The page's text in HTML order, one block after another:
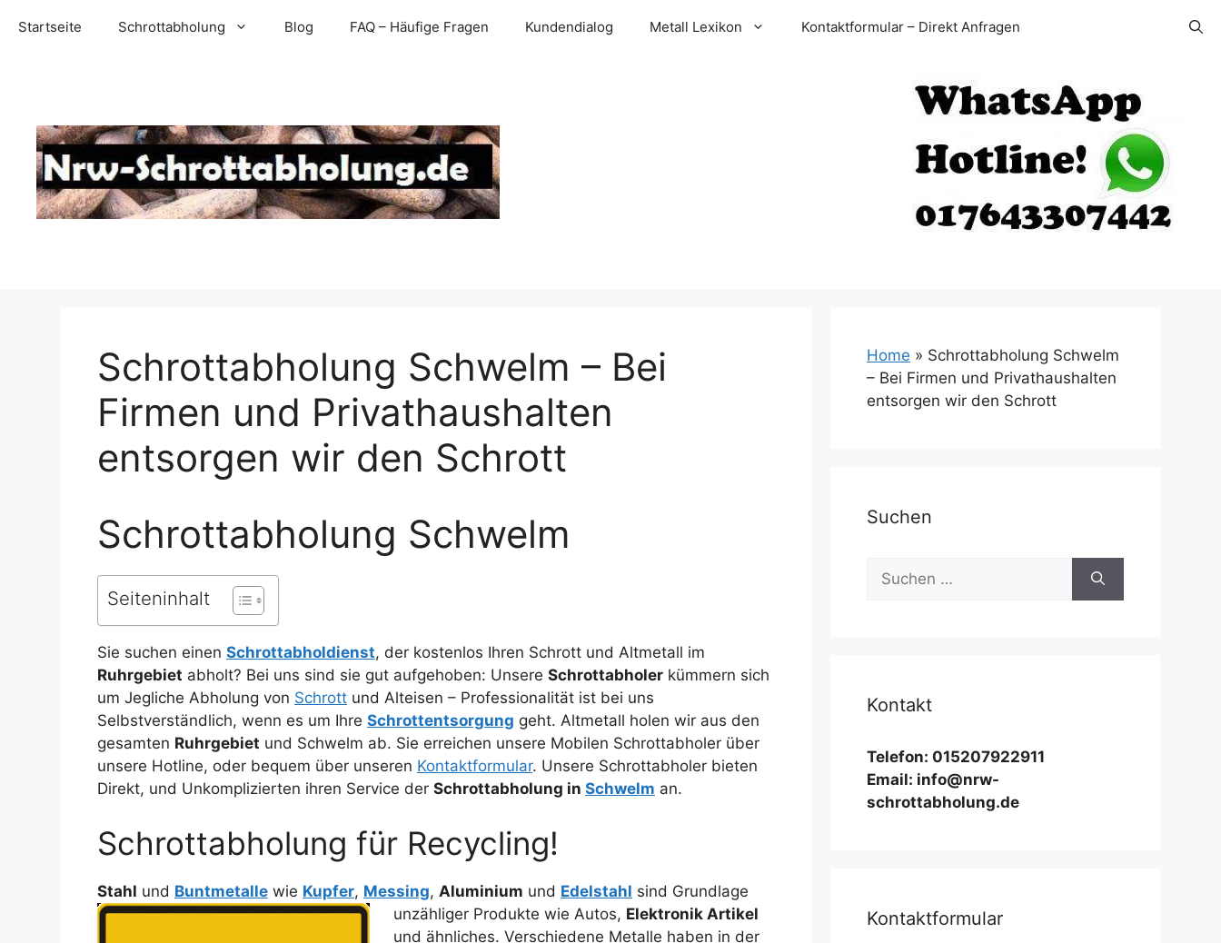
InhaltStartseite Schrottabholung Blog FAQ – Häufige Fragen Kundendialog Metall Lexikon Kontaktformular – Direkt Anfragen
Schrottabholung Schwelm – Bei
Firmen und Privathaushalten
entsorgen wir den Schrott
Schrottabholung Schwelm
Seiteninhalt
Sie suchen einen Schrottabholdienst, der kostenlos Ihren Schrott und Altmetall im
Ruhrgebiet abholt? Bei uns sind sie gut aufgehoben: Unsere Schrottabholer kümmern sich
um Jegliche Abholung von Schrott und Alteisen – Professionalität ist bei uns
Selbstverständlich, wenn es um Ihre Schrottentsorgung geht. Altmetall holen wir aus den
gesamten Ruhrgebiet und Schwelm ab. Sie erreichen unsere Mobilen Schrottabholer über
unsere Hotline, oder bequem über unseren Kontaktformular. Unsere Schrottabholer bieten
Direkt, und Unkomplizierten ihren Service der Schrottabholung in Schwelm an.
Schrottabholung für Recycling!
Stahl und Buntmetalle wie Kupfer, Messing, Aluminium und Edelstahl sind Grundlage
unzähliger Produkte wie Autos, Elektronik Artikel
und ähnliches. Verschiedene Metalle haben in der
Home » Schrottabholung Schwelm
– Bei Firmen und Privathaushalten
entsorgen wir den Schrott
Suchen
Suchen
nach:
Kontakt
Telefon: 015207922911
Email: info@nrw-
schrottabholung.de
Kontaktformular